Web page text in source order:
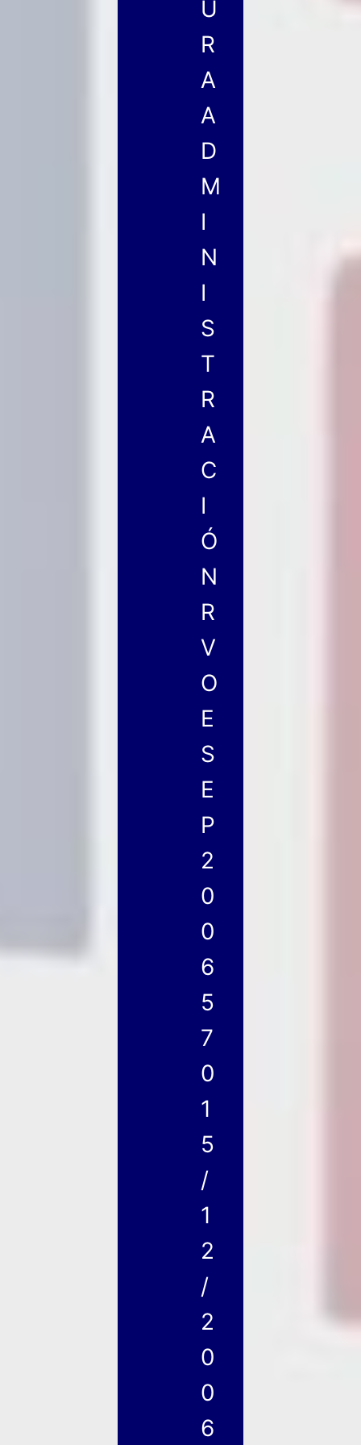
U
R
A
A
D
M
I
N
I
S
T
R
A
C
I
Ó
N
R
V
O
E
S
E
P
2
0
0
6
5
7
0
1
5
/
1
2
/
2
0
0
6